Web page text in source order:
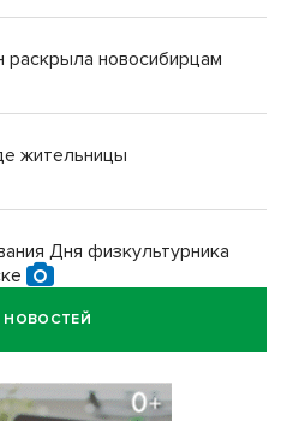
новосибирцам
жительницы
Дня физкультурника